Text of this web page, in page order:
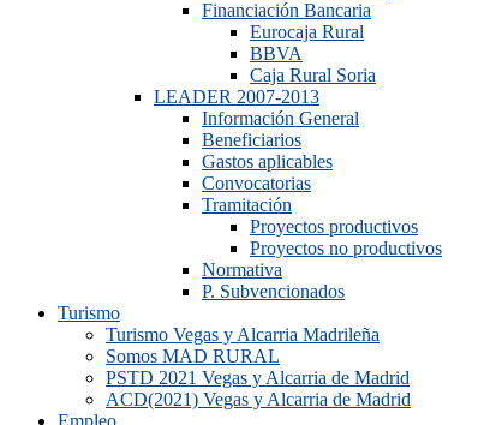
Financiación Bancaria
Eurocaja Rural
BBVA
Caja Rural Soria
LEADER 2007-2013
Información General
Beneficiarios
Gastos aplicables
Convocatorias
Tramitación
Proyectos productivos
Proyectos no productivos
Normativa
P. Subvencionados
Turismo
Turismo Vegas y Alcarria Madrileña
Somos MAD RURAL
PSTD 2021 Vegas y Alcarria de Madrid
ACD(2021) Vegas y Alcarria de Madrid
Empleo